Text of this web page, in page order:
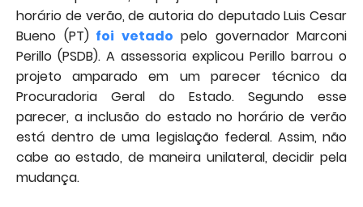
horário de verão, de autoria do deputado Luis Cesar
Bueno (PT) foi vetado pelo governador Marconi
Perillo (PSDB). A assessoria explicou Perillo barrou o
projeto amparado em um parecer técnico da
Procuradoria Geral do Estado. Segundo esse
parecer, a inclusão do estado no horário de verão
está dentro de uma legislação federal. Assim, não
cabe ao estado, de maneira unilateral, decidir pela
mudança.